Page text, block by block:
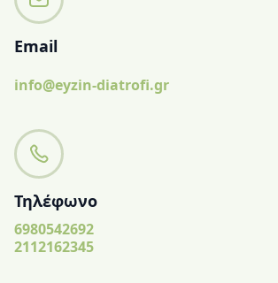
Email
info@eyzin-diatrofi.gr
Τηλέφωνο
6980542692
2112162345